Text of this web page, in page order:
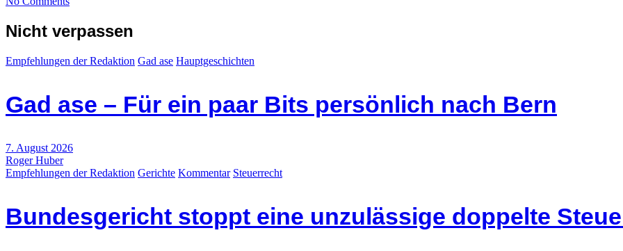
Nicht verpassen
Empfehlungen der Redaktion Gad ase Hauptgeschichten
Gad ase – Für ein paar Bits persönlich nach Bern
7. August 2026
Roger Huber
Empfehlungen der Redaktion Gerichte Kommentar Steuerrecht
Bundesgericht stoppt eine unzulässige doppelte